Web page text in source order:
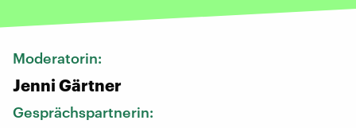
Moderatorin:
Jenni Gärtner
Gesprächspartnerin: